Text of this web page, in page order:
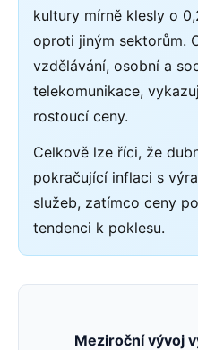
kultury mírně klesly o
oproti jiným sektorům.
vzdělávání, osobní a
telekomunikace,
rostoucí ceny.
Celkově lze říci, že
pokračující inflaci s
služeb, zatímco ceny
tendenci k poklesu.
Meziroční vývoj